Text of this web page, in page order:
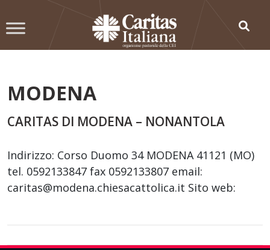
to
MODENA
CARITAS DI MODENA – NONANTOLA
Indirizzo: Corso Duomo 34 MODENA 41121 (MO)
tel. 0592133847 fax 0592133807 email:
caritas@modena.chiesacattolica.it Sito web: